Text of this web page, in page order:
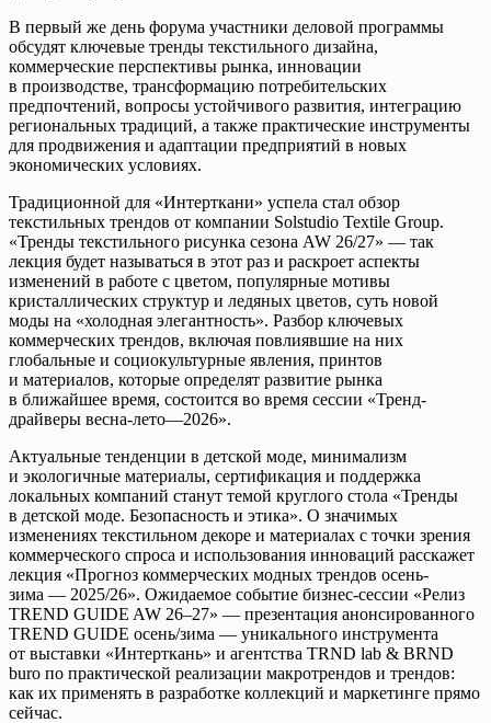
В первый же день форума участники деловой программы
обсудят ключевые тренды текстильного дизайна,
коммерческие перспективы рынка, инновации
в производстве, трансформацию потребительских
предпочтений, вопросы устойчивого развития, интеграцию
региональных традиций, а также практические инструменты
для продвижения и адаптации предприятий в новых
экономических условиях.
Традиционной для «Интерткани» успела стал обзор
текстильных трендов от компании Solstudio Textile Group.
«Тренды текстильного рисунка сезона AW 26/27» — так
лекция будет называться в этот раз и раскроет аспекты
изменений в работе с цветом, популярные мотивы
кристаллических структур и ледяных цветов, суть новой
моды на «холодная элегантность». Разбор ключевых
коммерческих трендов, включая повлиявшие на них
глобальные и социокультурные явления, принтов
и материалов, которые определят развитие рынка
в ближайшее время, состоится во время сессии «Тренд-
драйверы весна-лето—2026».
Актуальные тенденции в детской моде, минимализм
и экологичные материалы, сертификация и поддержка
локальных компаний станут темой круглого стола «Тренды
в детской моде. Безопасность и этика». О значимых
изменениях текстильном декоре и материалах с точки зрения
коммерческого спроса и использования инноваций расскажет
лекция «Прогноз коммерческих модных трендов осень-
зима — 2025/26». Ожидаемое событие бизнес-сессии «Релиз
TREND GUIDE AW 26–27» — презентация анонсированного
TREND GUIDE осень/зима — уникального инструмента
от выставки «Интерткань» и агентства TRND lab & BRND
buro по практической реализации макротрендов и трендов:
как их применять в разработке коллекций и маркетинге прямо
сейчас.